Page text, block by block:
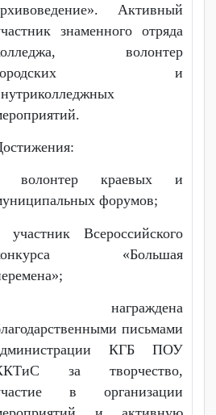
жизненную позицию, участие
в социально-значимой
деятельности и включенность
в реализацию событий и
проектор Регионального
Первых» Хабаровского края.
Акимченко Карина
Михайловна, выпускница
2025 года по специальности
«Документационное
архивоведение». Активный
участник знаменного отряда
колледжа, волонтер
городских и
внутриколледжных